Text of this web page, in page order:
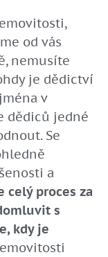
od vás
nemusíte
je dědictví
v
dědiců jedné
Se
a
celý proces za
s
kdy je